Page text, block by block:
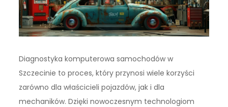
Diagnostyka komputerowa samochodów w
Szczecinie to proces, który przynosi wiele korzyści
zarówno dla właścicieli pojazdów, jak i dla
mechaników. Dzięki nowoczesnym technologiom